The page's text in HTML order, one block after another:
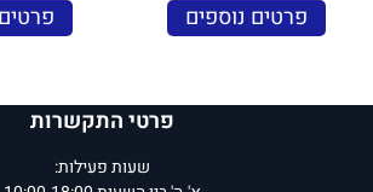
פרטים נוספים
פרטי התקשרות
שעות פעילות: